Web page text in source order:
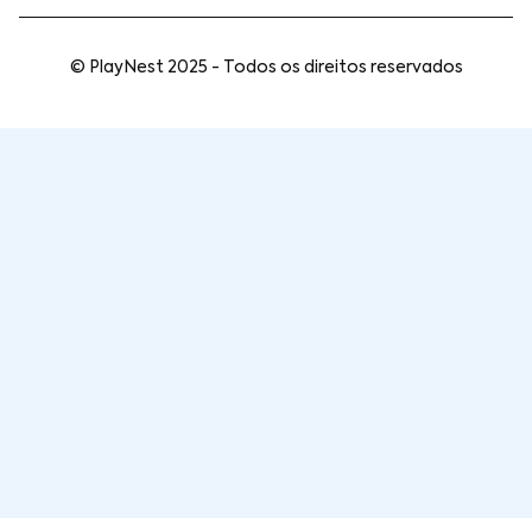
© PlayNest 2025 - Todos os direitos reservados